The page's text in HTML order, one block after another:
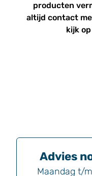
producten
altijd contact
kijk
Advies
Maandag t/